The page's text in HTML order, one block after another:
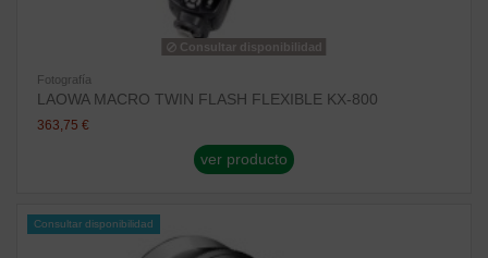
Consultar disponibilidad
Fotografía
LAOWA MACRO TWIN FLASH FLEXIBLE KX-800
363,75 €
ver producto
Consultar disponibilidad